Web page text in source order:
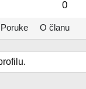
0
Poruke O članu